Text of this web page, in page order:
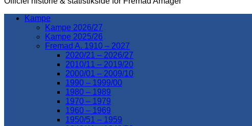
Kampe
Kampe 2026/27
Kampe 2025/26
Fremad A. 1910 – 2027
2020/21 – 2026/27
2010/11 – 2019/20
2000/01 – 2009/10
1990 – 1999/00
1980 – 1989
1970 – 1979
1960 – 1969
1950/51 – 1959